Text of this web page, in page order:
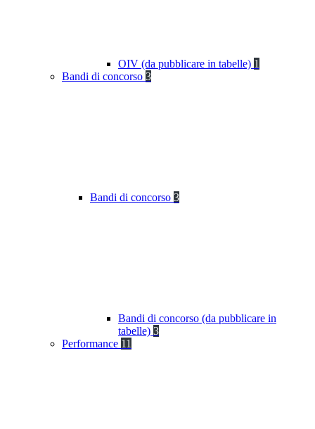
OIV (da pubblicare in tabelle) 1
Bandi di concorso 3
Bandi di concorso 3
Bandi di concorso (da pubblicare in
tabelle) 3
Performance 11